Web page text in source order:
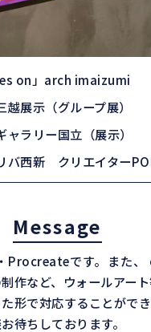
（福岡市美術館）
on」arch imaizumi
展示（グループ展）
ラリー国立（展示）
西新 クリエイター
Message
Procreateです。また
作など、ウォールアー
形で対応することがで
待ちしております。